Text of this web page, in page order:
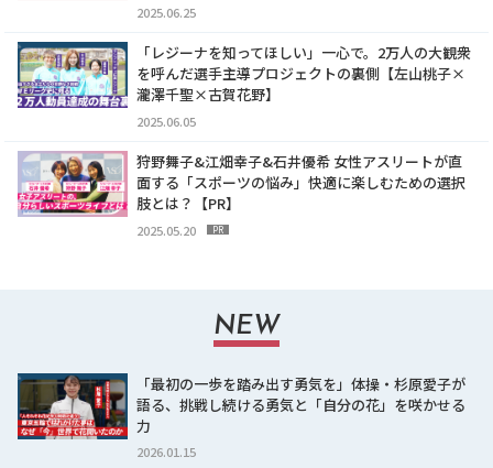
2025.06.25
「レジーナを知ってほしい」一心で。2万人の大観衆
を呼んだ選手主導プロジェクトの裏側【左山桃子×
瀧澤千聖×古賀花野】
2025.06.05
狩野舞子&江畑幸子&石井優希 女性アスリートが直
面する「スポーツの悩み」快適に楽しむための選択
肢とは？【PR】
2025.05.20 PR
NEW
「最初の一歩を踏み出す勇気を」体操・杉原愛子が
語る、挑戦し続ける勇気と「自分の花」を咲かせる
力
2026.01.15